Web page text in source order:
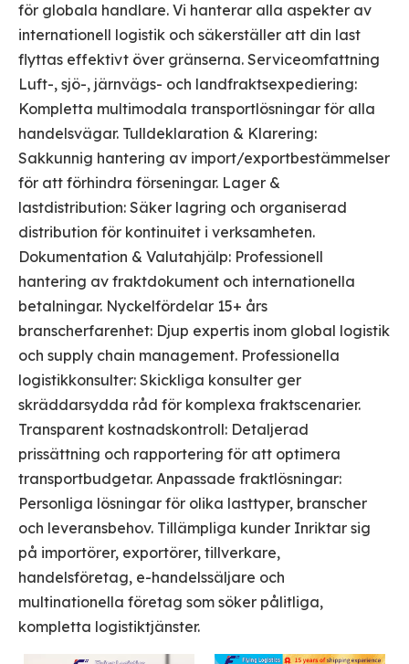
för globala handlare. Vi hanterar alla aspekter av
internationell logistik och säkerställer att din last
flyttas effektivt över gränserna. Serviceomfattning
Luft-, sjö-, järnvägs- och landfraktsexpediering:
Kompletta multimodala transportlösningar för alla
handelsvägar. Tulldeklaration & Klarering:
Sakkunnig hantering av import/exportbestämmelser
för att förhindra förseningar. Lager &
lastdistribution: Säker lagring och organiserad
distribution för kontinuitet i verksamheten.
Dokumentation & Valutahjälp: Professionell
hantering av fraktdokument och internationella
betalningar. Nyckelfördelar 15+ års
branscherfarenhet: Djup expertis inom global logistik
och supply chain management. Professionella
logistikkonsulter: Skickliga konsulter ger
skräddarsydda råd för komplexa fraktscenarier.
Transparent kostnadskontroll: Detaljerad
prissättning och rapportering för att optimera
transportbudgetar. Anpassade fraktlösningar:
Personliga lösningar för olika lasttyper, branscher
och leveransbehov. Tillämpliga kunder Inriktar sig
på importörer, exportörer, tillverkare,
handelsföretag, e-handelssäljare och
multinationella företag som söker pålitliga,
kompletta logistiktjänster.